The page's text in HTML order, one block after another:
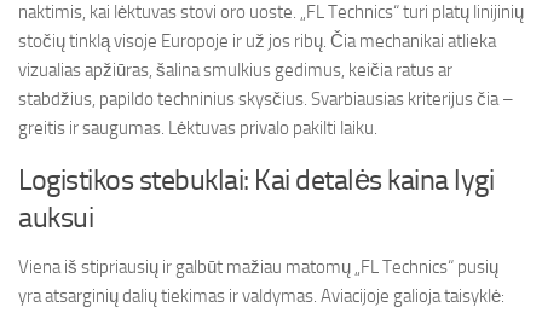
naktimis, kai lėktuvas stovi oro uoste. „FL Technics“ turi platų linijinių
stočių tinklą visoje Europoje ir už jos ribų. Čia mechanikai atlieka
vizualias apžiūras, šalina smulkius gedimus, keičia ratus ar
stabdžius, papildo techninius skysčius. Svarbiausias kriterijus čia –
greitis ir saugumas. Lėktuvas privalo pakilti laiku.
Logistikos stebuklai: Kai detalės kaina lygi
auksui
Viena iš stipriausių ir galbūt mažiau matomų „FL Technics“ pusių
yra atsarginių dalių tiekimas ir valdymas. Aviacijoje galioja taisyklė: